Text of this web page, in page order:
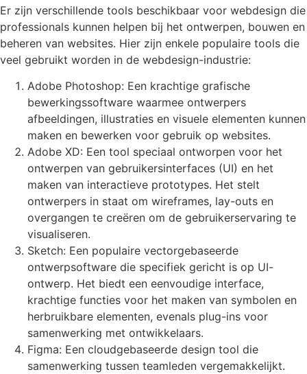
Er zijn verschillende tools beschikbaar voor webdesign die
professionals kunnen helpen bij het ontwerpen, bouwen en
beheren van websites. Hier zijn enkele populaire tools die
veel gebruikt worden in de webdesign-industrie:
Adobe Photoshop: Een krachtige grafische
bewerkingssoftware waarmee ontwerpers
afbeeldingen, illustraties en visuele elementen kunnen
maken en bewerken voor gebruik op websites.
Adobe XD: Een tool speciaal ontworpen voor het
ontwerpen van gebruikersinterfaces (UI) en het
maken van interactieve prototypes. Het stelt
ontwerpers in staat om wireframes, lay-outs en
overgangen te creëren om de gebruikerservaring te
visualiseren.
Sketch: Een populaire vectorgebaseerde
ontwerpsoftware die specifiek gericht is op UI-
ontwerp. Het biedt een eenvoudige interface,
krachtige functies voor het maken van symbolen en
herbruikbare elementen, evenals plug-ins voor
samenwerking met ontwikkelaars.
Figma: Een cloudgebaseerde design tool die
samenwerking tussen teamleden vergemakkelijkt.